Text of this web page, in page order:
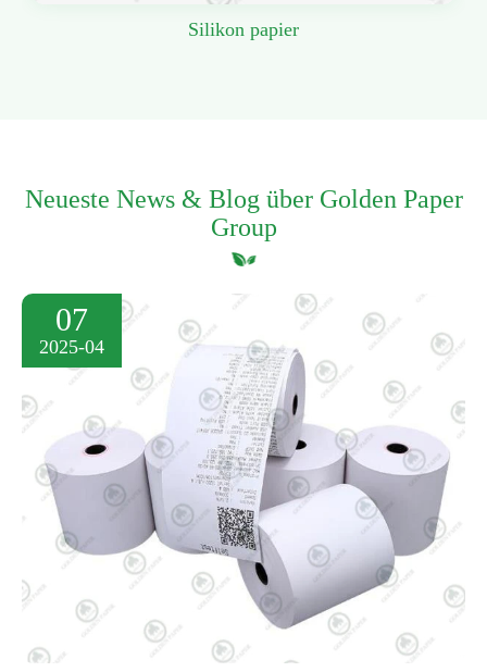
Silikon papier
Neueste News & Blog über Golden Paper
Group
07
2025-04